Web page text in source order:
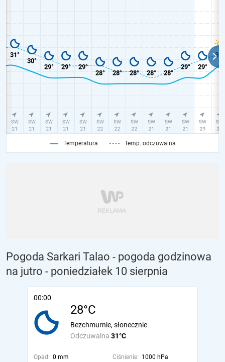
Temperatura Temp. odczuwalna
Pogoda Sarkari Talao - pogoda godzinowa
na jutro - poniedziałek 10 sierpnia
00:00
28°C
Odczuwalna 31°C
Bezchmurnie, słonecznie
Opad: 0 mm Ciśnienie: 1000 hPa